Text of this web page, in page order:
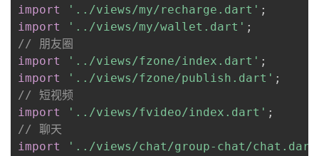
import
'../views/my/recharge.dart' ;
import
'../views/my/wallet.dart' ;
// 朋友圈
import
'../views/fzone/index.dart' ;
import
'../views/fzone/publish.dart' ;
// 短视频
import
'../views/fvideo/index.dart' ;
// 聊天
import
'../views/chat/group-chat/